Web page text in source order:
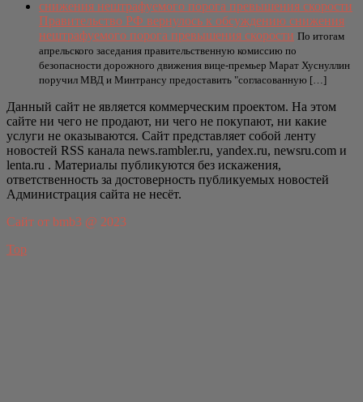
Правительство РФ вернулось к обсуждению снижения
нештрафуемого порога превышения скорости По итогам
апрельского заседания правительственную комиссию по
безопасности дорожного движения вице-премьер Марат Хуснуллин
поручил МВД и Минтрансу предоставить "согласованную […]
Данный сайт не является коммерческим проектом. На этом
сайте ни чего не продают, ни чего не покупают, ни какие
услуги не оказываются. Сайт представляет собой ленту
новостей RSS канала news.rambler.ru, yandex.ru, newsru.com и
lenta.ru . Материалы публикуются без искажения,
ответственность за достоверность публикуемых новостей
Администрация сайта не несёт.
Сайт от bmb3 @ 2023
Top